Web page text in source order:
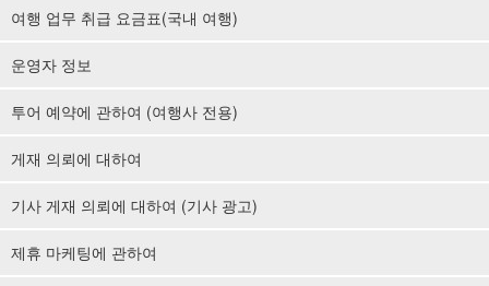
여행 업무 취급 요금표(국내 여행)
운영자 정보
투어 예약에 관하여 (여행사 전용)
게재 의뢰에 대하여
기사 게재 의뢰에 대하여 (기사 광고)
제휴 마케팅에 관하여